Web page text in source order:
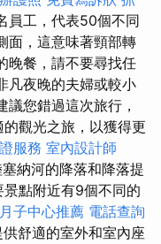
員工，代表50個不同
面，這意味著頸部轉
晚餐，請不要尋找任
凡夜晚的夫婦或較小
您錯過這次旅行，
觀光之旅，以獲得更
服務 室內設計師
納河的降落和降落提
點附近有9個不同的
月子中心推薦 電話查詢
舒適的室外和室內座